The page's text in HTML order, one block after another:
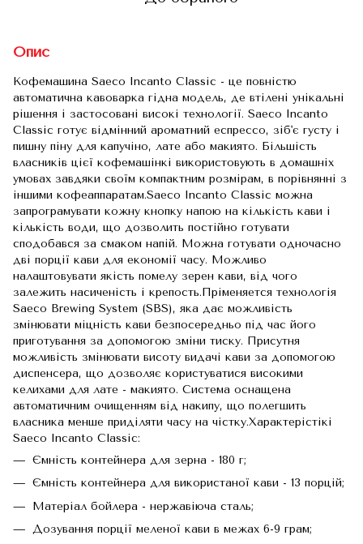
Опис
Кофемашина Saeco Incanto Classic - це повністю
автоматична кавоварка гідна модель, де втілені унікальні
рішення і застосовані високі технології. Saeco Incanto
Classic готує відмінний ароматний еспрессо, зіб'є густу і
пишну піну для капучіно, лате або макиято. Більшість
власників цієї кофемашінкі використовують в домашніх
умовах завдяки своїм компактним розмірам, в порівнянні з
іншими кофеаппаратам.Saeco Incanto Classic можна
запрограмувати кожну кнопку напою на кількість кави і
кількість води, що дозволить постійно готувати
сподобався за смаком напій. Можна готувати одночасно
дві порції кави для економії часу. Можливо
налаштовувати якість помелу зерен кави, від чого
залежить насиченість і крепость.Пріменяется технологія
Saeco Brewing System (SBS), яка дає можливість
змінювати міцність кави безпосередньо під час його
приготування за допомогою зміни тиску. Присутня
можливість змінювати висоту видачі кави за допомогою
диспенсера, що дозволяє користуватися високими
келихами для лате - макиято. Система оснащена
автоматичним очищенням від накипу, що полегшить
власника менше приділяти часу на чістку.Характерістікі
Saeco Incanto Classic:
Ємність контейнера для зерна - 180 г;
Ємність контейнера для використаної кави - 13 порцій;
Матеріал бойлера - нержавіюча сталь;
Дозування порції меленої кави в межах 6-9 грам;